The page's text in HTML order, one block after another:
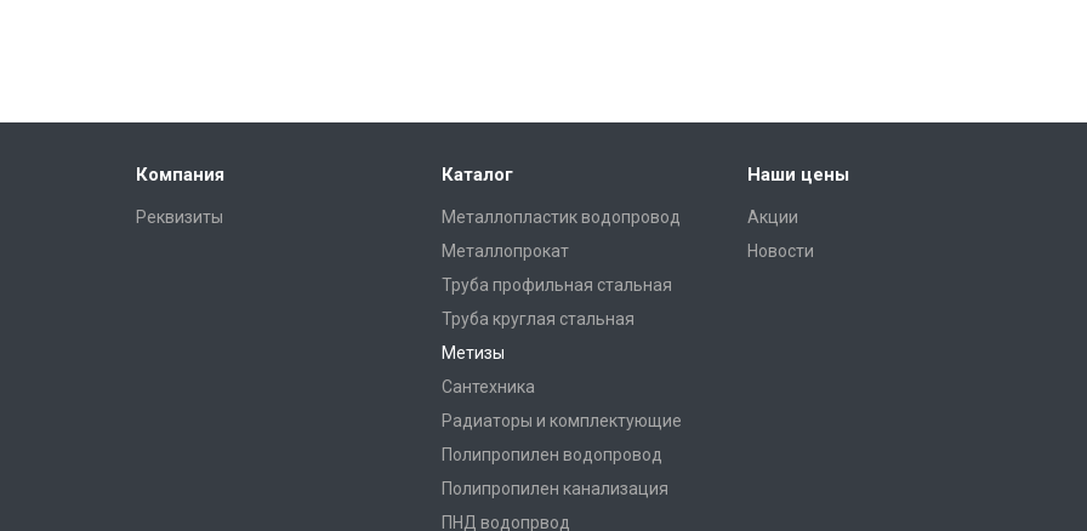
Компания
Реквизиты
Каталог
Металлопластик водопровод
Металлопрокат
Труба профильная стальная
Труба круглая стальная
Метизы
Сантехника
Радиаторы и комплектующие
Полипропилен водопровод
Полипропилен канализация
ПНД водопрвод
Наши цены
Акции
Новости